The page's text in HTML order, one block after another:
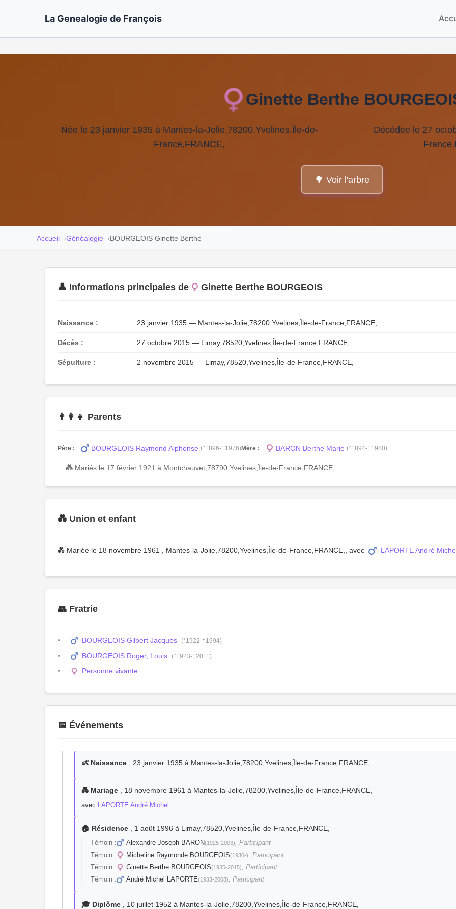
La Genealogie de François
Ginette Berthe
Née le 23 janvier 1935 à Mantes-la-Jolie,78200,Yvelines,Île-de-
France,FRANCE,
Décédée le 27
🌳 Voir l'arbre
Accueil Généalogie BOURGEOIS Ginette Berthe
👤 Informations principales de Ginette Berthe BOURGEOIS
Naissance : 23 janvier 1935 — Mantes-la-Jolie,78200,Yvelines,Île-de-France,FRANCE,
Décès : 27 octobre 2015 — Limay,78520,Yvelines,Île-de-France,FRANCE,
Sépulture : 2 novembre 2015 — Limay,78520,Yvelines,Île-de-France,FRANCE,
👨‍👩‍👧 Parents
Père : BOURGEOIS Raymond Alphonse (°1896-†1976)Mère : BARON Berthe Marie (°1894-†1980)
💑 Mariés le 17 février 1921 à Montchauvet,78790,Yvelines,Île-de-France,FRANCE,
💑 Union et enfant
💑 Mariée le 18 novembre 1961 , Mantes-la-Jolie,78200,Yvelines,Île-de-France,FRANCE,, avec LAPORTE André
👥 Fratrie
BOURGEOIS Gilbert Jacques (°1922-†1994)
BOURGEOIS Roger, Louis (°1923-†2011)
Personne vivante
📅 Événements
👶 Naissance , 23 janvier 1935 à Mantes-la-Jolie,78200,Yvelines,Île-de-France,FRANCE,
💑 Mariage , 18 novembre 1961 à Mantes-la-Jolie,78200,Yvelines,Île-de-France,FRANCE,
avec LAPORTE André Michel
🏠 Résidence , 1 août 1996 à Limay,78520,Yvelines,Île-de-France,FRANCE,
Témoin : Alexandre Joseph BARON(1925-2003), Participant
Témoin :
Micheline Raymonde BOURGEOIS(1930-), Participant
Témoin :
Ginette Berthe BOURGEOIS(1935-2015), Participant
Témoin :
André Michel LAPORTE(1933-2008), Participant
🎓 Diplôme , 10 juillet 1952 à Mantes-la-Jolie,78200,Yvelines,Île-de-France,FRANCE,